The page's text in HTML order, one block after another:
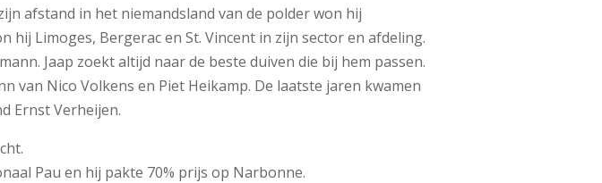
afstand in het niemandsland van de polder won hij
Limoges, Bergerac en St. Vincent in zijn sector en afdeling.
Jaap zoekt altijd naar de beste duiven die bij hem passen.
van Nico Volkens en Piet Heikamp. De laatste jaren kwamen
Ernst Verheijen.
Pau en hij pakte 70% prijs op Narbonne.